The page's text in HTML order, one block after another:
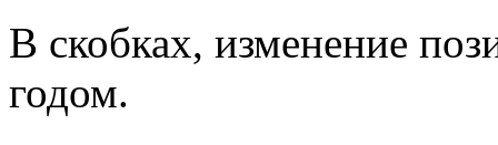
В скобках, изменение
годом.